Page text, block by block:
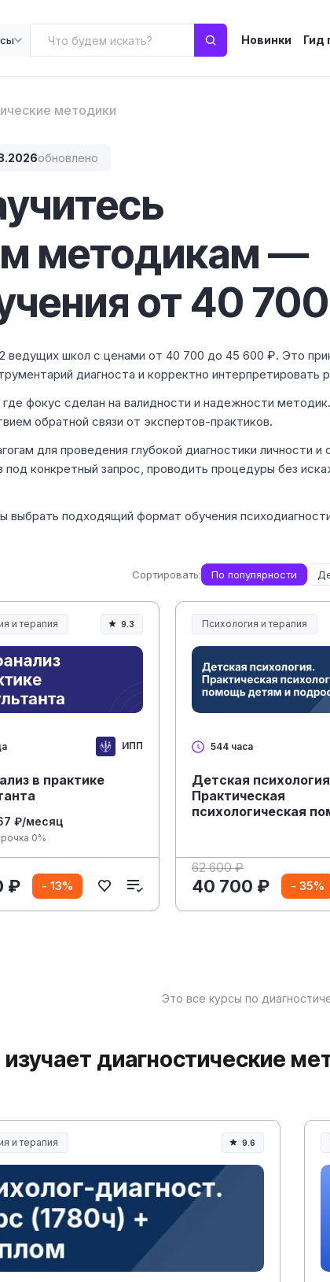
Новинки Гид
методики
обновлено
методикам —
от 40
ведущих школ с ценами от 40 700 до 45 600 ₽. Это
диагноста и корректно интерпретировать
фокус сделан на валидности и надежности
обратной связи от экспертов-практиков.
для проведения глубокой диагностики личности и
конкретный запрос, проводить процедуры без
подходящий формат обучения
Сортировать: По популярности
и терапия 9.3
ИПП
в практике
₽/месяц
0%
₽ - 13%
Психология и терапия
544 часа
Детская
Практическая
психологическая
62 600 ₽
40 700 ₽ - 35%
Это все курсы по
изучает диагностические
и терапия 9.6